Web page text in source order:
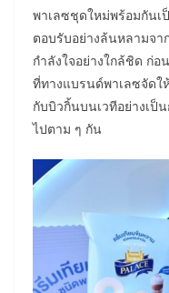
พาเลซชุดใหม่พร้อมกันเ
ตอบรับอย่างล้นหลามจ
กำลังใจอย่างใกล้ชิด ก่
ที่ทางแบรนด์พาเลซจัดใ
กับบิวกิ้นบนเวทีอย่างเป็
ไปตาม ๆ กัน